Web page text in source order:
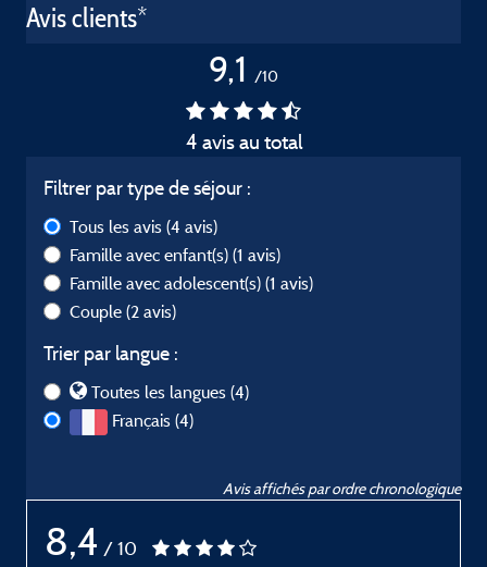
Avis clients*
9,1 /10
4 avis au total
Filtrer par type de séjour :
Tous les avis (4 avis)
Famille avec enfant(s) (1 avis)
Famille avec adolescent(s) (1 avis)
Couple (2 avis)
Trier par langue :
Toutes les langues (4)
Français (4)
Avis affichés par ordre chronologique
8,4 / 10